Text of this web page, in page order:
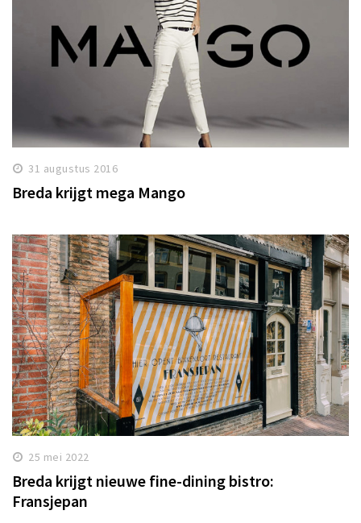
31 augustus 2016
Breda krijgt mega Mango
25 mei 2022
Breda krijgt nieuwe fine-dining bistro:
Fransjepan